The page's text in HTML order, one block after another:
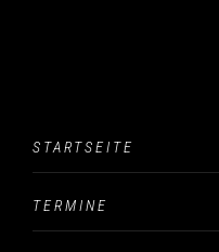
STARTSEITE
TERMINE
Blog